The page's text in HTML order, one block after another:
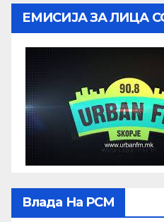
ЕМИСИЈА ЗА ЛИЦА
Влада На РСМ